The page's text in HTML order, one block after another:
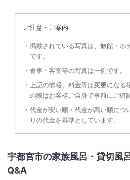
ご注意・ご案内
掲載されている写真は、旅館・ホ
です。
食事・客室等の写真は一例です。
上記の情報、料金等は変更になる
の際はお客様ご自身で事前にご確
代金が安い順・代金が高い順につ
りの代金を基準としています。
宇都宮市の家族風呂・貸切風
Q&A